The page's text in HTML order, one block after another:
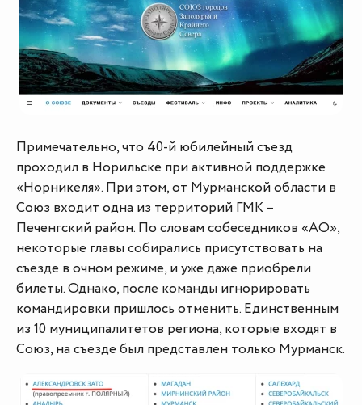
Примечательно, что 40-й юбилейный съезд
проходил в Норильске при активной поддержке
«Норникеля». При этом, от Мурманской области в
Союз входит одна из территорий ГМК –
Печенгский район. По словам собеседников «АО»,
некоторые главы собирались присутствовать на
съезде в очном режиме, и уже даже приобрели
билеты. Однако, после команды игнорировать
командировки пришлось отменить. Единственным
из 10 муниципалитетов региона, которые входят в
Союз, на съезде был представлен только Мурманск.